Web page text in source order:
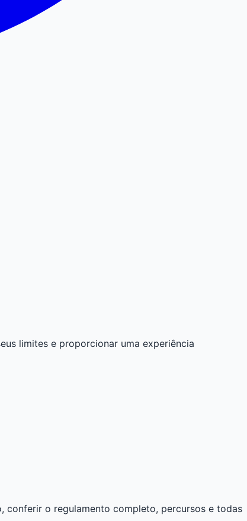
limites e proporcionar uma experiência
conferir o regulamento completo, percursos e todas